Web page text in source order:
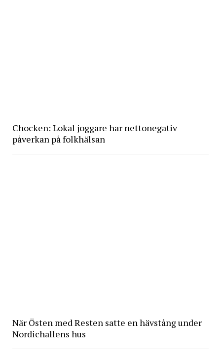
Chocken: Lokal joggare har nettonegativ
påverkan på folkhälsan
När Östen med Resten satte en hävstång under
Nordichallens hus